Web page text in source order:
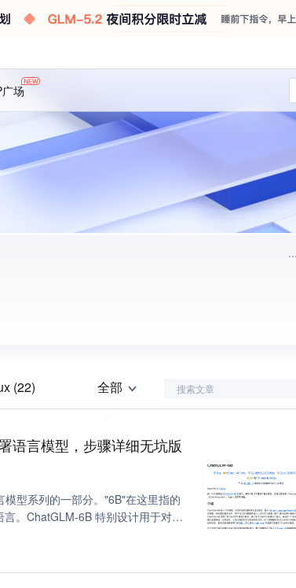
场
(22)
(8)
存 (6)
模型 (5)
全部 搜索文章
语言模型，步骤详细无坑版
型系列的一部分。"6B"在这里指的
。ChatGLM-6B 特别设计用于对话
。它可以用于多种应用，比如聊天
6B 的能力取决于它的训练数据和